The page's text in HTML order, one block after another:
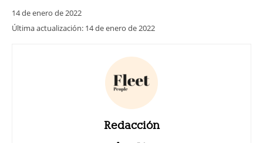
14 de enero de 2022
Última actualización: 14 de enero de 2022
Redacción